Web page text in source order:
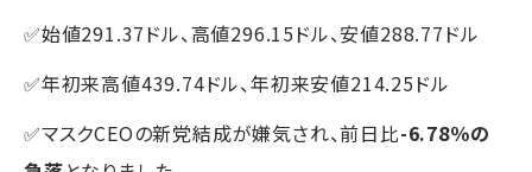
✅始値291.37ドル、高値296.15ドル、安値288.77ドル
✅年初来高値439.74ドル、年初来安値214.25ドル
✅マスクCEOの新党結成が嫌気され、前日比-6.78％の